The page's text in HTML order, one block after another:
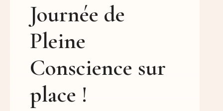
Journée de
Pleine
Conscience sur
place !